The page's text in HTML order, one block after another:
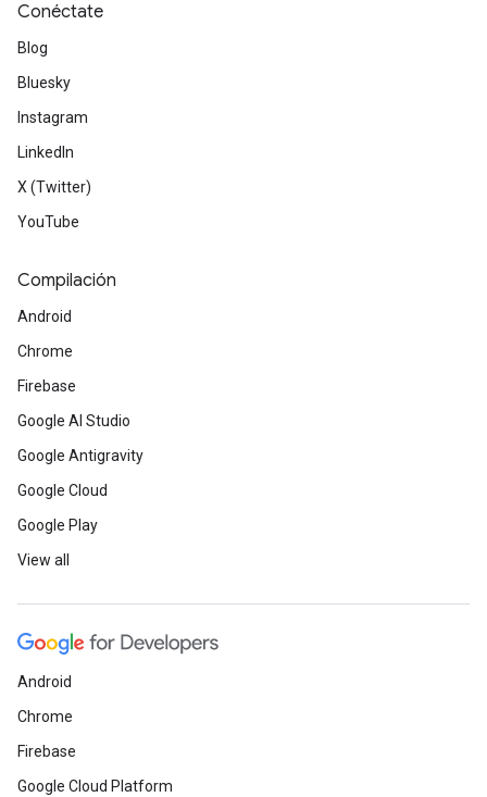
Conéctate
Blog
Bluesky
Instagram
LinkedIn
X (Twitter)
YouTube
Compilación
Android
Chrome
Firebase
Google AI Studio
Google Antigravity
Google Cloud
Google Play
View all
Android
Chrome
Firebase
Google Cloud Platform